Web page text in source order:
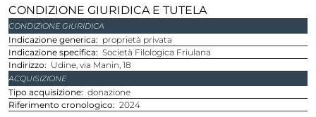
CONDIZIONE GIURIDICA E TUTELA
CONDIZIONE GIURIDICA
Indicazione generica
proprietà privata
Indicazione specifica
Società Filologica Friulana
Indirizzo
Udine, via Manin, 18
ACQUISIZIONE
Tipo acquisizione donazione
Riferimento cronologico
2024